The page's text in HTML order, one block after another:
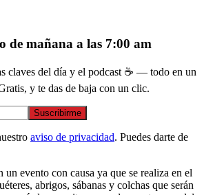
de mañana a las 7:00 am
claves del día y el podcast ☕ — todo en un
y te das de baja con un clic.
Suscribirme
aviso de privacidad. Puedes darte de
un evento con causa ya que se realiza en el
abrigos, sábanas y colchas que serán